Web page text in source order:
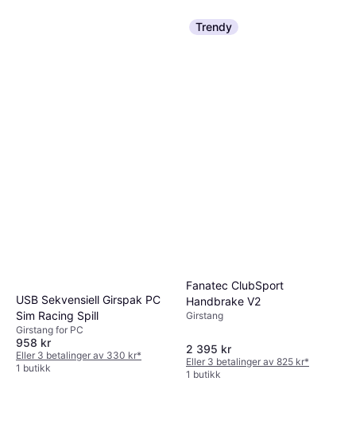
USB Sekvensiell Girspak PC
Sim Racing Spill
Girstang for PC
958 kr
Eller 3 betalinger av 330 kr*
1 butikk
Trendy
Fanatec ClubSport
Handbrake V2
Girstang
2 395 kr
Eller 3 betalinger av 825 kr*
1 butikk